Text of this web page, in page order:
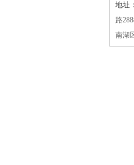
地址：
路
南湖